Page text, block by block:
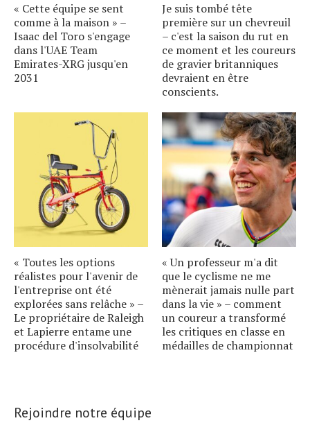
« Cette équipe se sent
comme à la maison » –
Isaac del Toro s'engage
dans l'UAE Team
Emirates-XRG jusqu'en
2031
Je suis tombé tête
première sur un chevreuil
– c'est la saison du rut en
ce moment et les coureurs
de gravier britanniques
devraient en être
conscients.
« Toutes les options
réalistes pour l'avenir de
l'entreprise ont été
explorées sans relâche » –
Le propriétaire de Raleigh
et Lapierre entame une
procédure d'insolvabilité
« Un professeur m'a dit
que le cyclisme ne me
mènerait jamais nulle part
dans la vie » – comment
un coureur a transformé
les critiques en classe en
médailles de championnat
Rejoindre notre équipe